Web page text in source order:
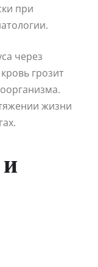
при
через
грозит
жизни